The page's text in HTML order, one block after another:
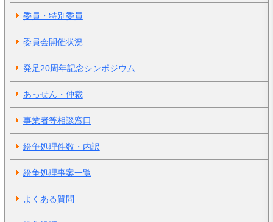
委員・特別委員
委員会開催状況
発足20周年記念シンポジウム
あっせん・仲裁
事業者等相談窓口
紛争処理件数・内訳
紛争処理事案一覧
よくある質問